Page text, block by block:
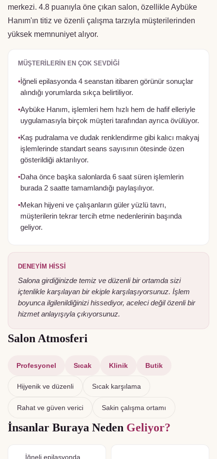
merkezi. 4.8 puanıyla öne çıkan salon, özellikle Aybüke
Hanım'ın titiz ve özenli çalışma tarzıyla müşterilerinden
yüksek memnuniyet alıyor.
MÜŞTERILERIN EN ÇOK SEVDIĞI
• İğneli epilasyonda 4 seanstan itibaren görünür sonuçlar
alındığı yorumlarda sıkça belirtiliyor.
•Aybüke Hanım, işlemleri hem hızlı hem de hafif elleriyle
uygulamasıyla birçok müşteri tarafından ayrıca övülüyor.
•Kaş pudralama ve dudak renklendirme gibi kalıcı makyaj
işlemlerinde standart seans sayısının ötesinde özen
gösterildiği aktarılıyor.
•Daha önce başka salonlarda 6 saat süren işlemlerin
burada 2 saatte tamamlandığı paylaşılıyor.
•Mekan hijyeni ve çalışanların güler yüzlü tavrı,
müşterilerin tekrar tercih etme nedenlerinin başında
geliyor.
DENEYIM HISSI
Salona girdiğinizde temiz ve düzenli bir ortamda sizi
içtenlikle karşılayan bir ekiple karşılaşıyorsunuz. İşlem
boyunca ilgilenildiğinizi hissediyor, aceleci değil özenli bir
hizmet anlayışıyla çıkıyorsunuz.
Salon Atmosferi
Profesyonel Sıcak Klinik Butik
Hijyenik ve düzenli Sıcak karşılama
Rahat ve güven verici Sakin çalışma ortamı
İnsanlar Buraya Neden Geliyor?
İğneli epilasyonda